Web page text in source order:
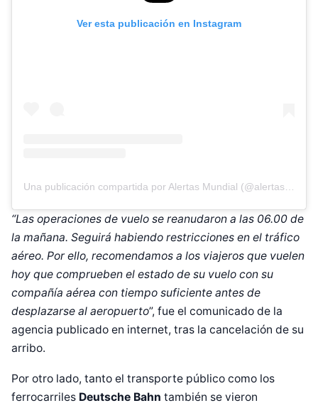
Ver esta publicación en Instagram
“Las operaciones de vuelo se reanudaron a las 06.00 de
la mañana. Seguirá habiendo restricciones en el tráfico
aéreo. Por ello, recomendamos a los viajeros que vuelen
hoy que comprueben el estado de su vuelo con su
compañía aérea con tiempo suficiente antes de
desplazarse al aeropuerto”, fue el comunicado de la
agencia publicado en internet, tras la cancelación de su
arribo.
Por otro lado, tanto el transporte público como los
ferrocarriles Deutsche Bahn también se vieron
Diseñado por Shiro